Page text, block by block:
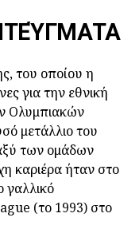
του οποίου η
για την εθνική
Ολυμπιακών
μετάλλιο του
των ομάδων
καριέρα ήταν στο
γαλλικό
(το 1993) στο